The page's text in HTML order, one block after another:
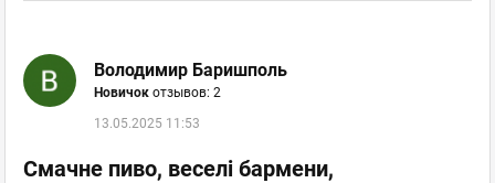
Володимир Баришполь
Новичок отзывов: 2
13.05.2025 11:53
Смачне пиво, веселі бармени,